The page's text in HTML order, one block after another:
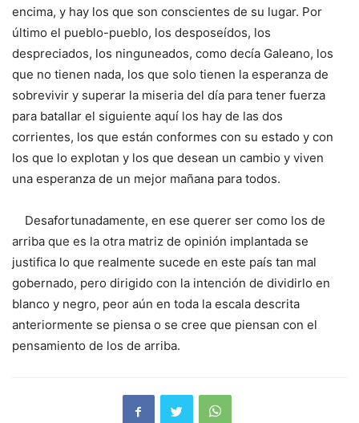
encima, y hay los que son conscientes de su lugar. Por
último el pueblo-pueblo, los desposeídos, los
despreciados, los ninguneados, como decía Galeano, los
que no tienen nada, los que solo tienen la esperanza de
sobrevivir y superar la miseria del día para tener fuerza
para batallar el siguiente aquí los hay de las dos
corrientes, los que están conformes con su estado y con
los que lo explotan y los que desean un cambio y viven
una esperanza de un mejor mañana para todos.
Desafortunadamente, en ese querer ser como los de
arriba que es la otra matriz de opinión implantada se
justifica lo que realmente sucede en este país tan mal
gobernado, pero dirigido con la intención de dividirlo en
blanco y negro, peor aún en toda la escala descrita
anteriormente se piensa o se cree que piensan con el
pensamiento de los de arriba.